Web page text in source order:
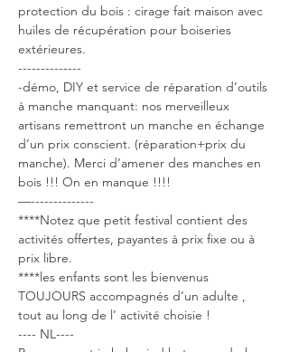
protection du bois : cirage fait maison avec
huiles de récupération pour boiseries
extérieures.
--------------
-démo, DIY et service de réparation d’outils
à manche manquant: nos merveilleux
artisans remettront un manche en échange
d’un prix conscient. (réparation+prix du
manche). Merci d’amener des manches en
bois !!! On en manque !!!!
—--------------
****Notez que petit festival contient des
activités offertes, payantes à prix fixe ou à
prix libre.
****les enfants sont les bienvenus
TOUJOURS accompagnés d’un adulte ,
tout au long de l’ activité choisie !
---- NL----